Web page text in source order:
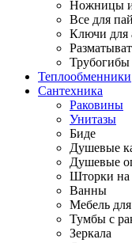
Ножницы и
Все для
Ключи для
Трубогибы
Теплообменники
Сантехника
Раковины
Унитазы
Биде
Душевые
Душевые
Шторки на
Ванны
Мебель
Тумбы с
Зеркала